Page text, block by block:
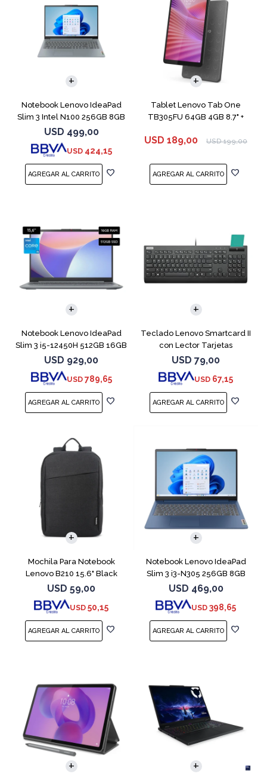
Notebook Lenovo IdeaPad
Slim 3 Intel N100 256GB 8GB
USD 499,00
USD 424,15
Tablet Lenovo Tab One
TB305FU 64GB 4GB 8.7" +
USD 189,00 USD 199,00
Notebook Lenovo IdeaPad
Slim 3 i5-12450H 512GB 16GB
15.6"
USD 929,00
USD 789,65
COMPARAR
Teclado Lenovo Smartcard II
con Lector Tarjetas
Inteligente
USD 79,00
USD 67,15
Mochila Para Notebook
Lenovo B210 15.6" Black
USD 59,00
USD 50,15
Notebook Lenovo IdeaPad
Slim 3 i3-N305 256GB 8GB
15.6" Blue
USD 469,00
USD 398,65
COMPARAR